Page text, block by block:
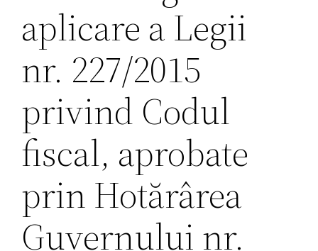
aplicare a Legii
nr. 227/2015
privind Codul
fiscal, aprobate
prin Hotărârea
Guvernului nr.